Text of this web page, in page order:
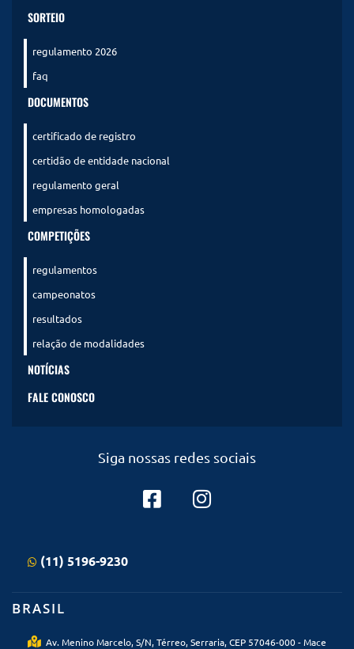
SORTEIO
regulamento 2026
faq
DOCUMENTOS
certificado de registro
certidão de entidade nacional
regulamento geral
empresas homologadas
COMPETIÇÕES
regulamentos
campeonatos
resultados
relação de modalidades
NOTÍCIAS
FALE CONOSCO
Siga nossas redes sociais
(11) 5196-9230
BRASIL
Av. Menino Marcelo, S/N, Térreo, Serraria, CEP 57046-000 - Mace